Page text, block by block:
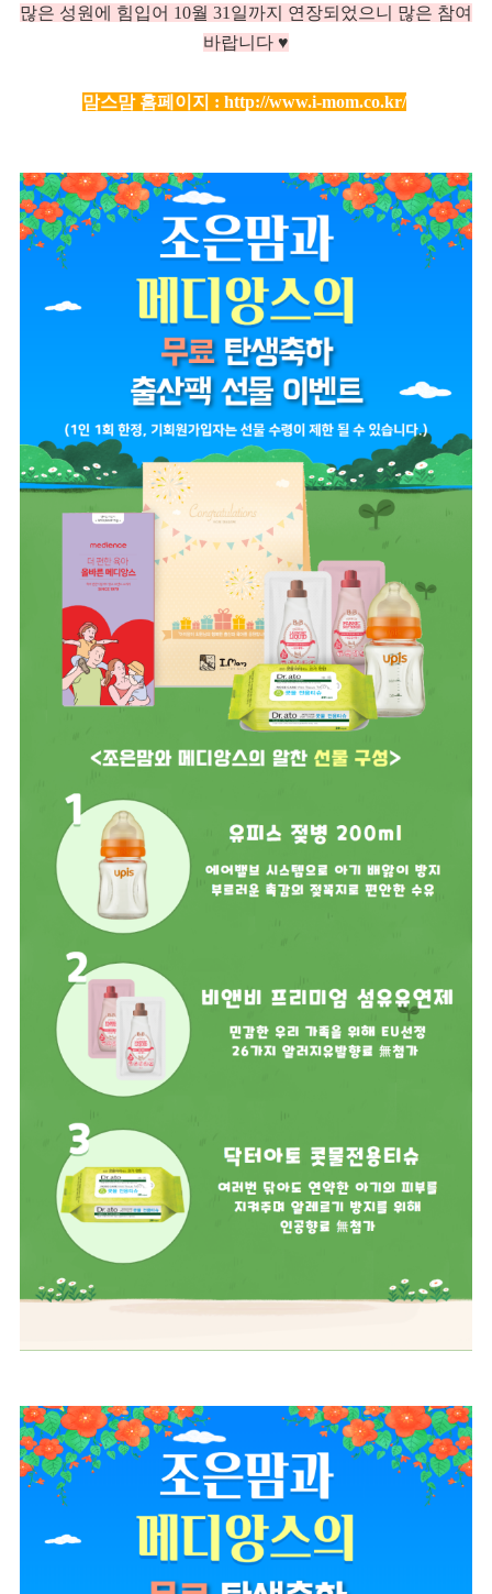
많은 성원에 힘입어 10월 31일까지 연장되었으니 많은 참여
바랍니다 ♥
맘스맘 홈페이지 : http://www.i-mom.co.kr/